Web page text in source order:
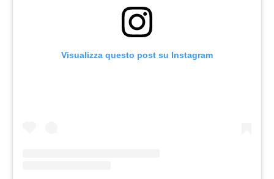
Visualizza questo post su Instagram